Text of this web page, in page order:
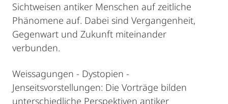
Sichtweisen antiker Menschen auf zeitliche
Phänomene auf. Dabei sind Vergangenheit,
Gegenwart und Zukunft miteinander
verbunden.
Weissagungen - Dystopien -
Jenseitsvorstellungen: Die Vorträge bilden
unterschiedliche Perspektiven antiker